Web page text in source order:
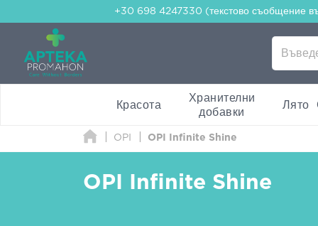
+30 698 4247330 (текстово съобщение
Красота
Хранителни
добавки
Лято
OPI OPI Infinite Shine
OPI Infinite Shine